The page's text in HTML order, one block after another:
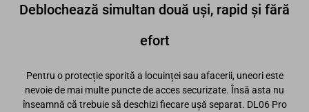
Deblochează simultan două uși, rapid și fără
efort
Pentru o protecție sporită a locuinței sau afacerii, uneori este
nevoie de mai multe puncte de acces securizate. Însă asta nu
înseamnă că trebuie să deschizi fiecare ușă separat. DL06 Pro